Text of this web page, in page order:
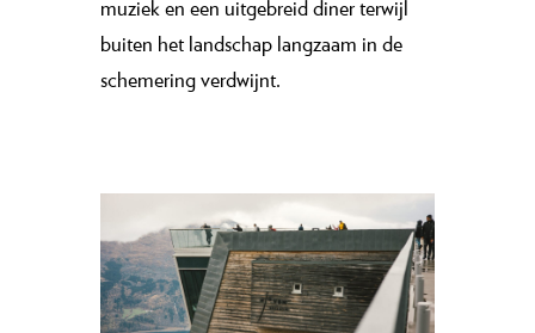
muziek en een uitgebreid diner terwijl
buiten het landschap langzaam in de
schemering verdwijnt.